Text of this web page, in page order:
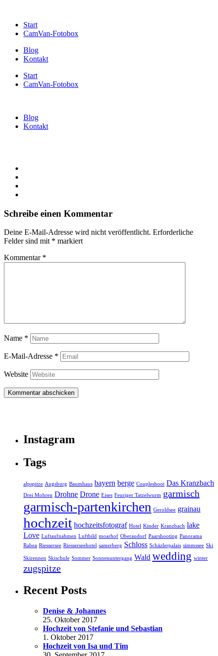
Start
CamVan-Fotobox
Blog
Kontakt
Start
CamVan-Fotobox
Blog
Kontakt
Schreibe einen Kommentar
Deine E-Mail-Adresse wird nicht veröffentlicht. Erforderliche
Felder sind mit * markiert
Kommentar *
Name *
E-Mail-Adresse *
Website
Instagram
Tags
alpspitze Augsburg Baumhaus bayern berge Coupleshoot Das Kranzbach
Drei Mohren Drohne Drone Eises Feuriger Tatzelwurm garmisch
garmisch-partenkirchen Geroldsee grainau
hochzeit hochzeitsfotograf Hotel Kinder Kranzbach lake
Love Luftaufnahmen Luftbild moarhof Oberaudorf Paarshooting Panorama
Rabea Riessersee Riesserseehotel samerberg Schloss Schäzlerpalais simmssee Ski
Skirennen Skischule Sommer Sonnenuntergang Wald wedding winter
zugspitze
Recent Posts
Denise & Johannes
25. Oktober 2017
Hochzeit von Stefanie und Sebastian
1. Oktober 2017
Hochzeit von Isa und Tim